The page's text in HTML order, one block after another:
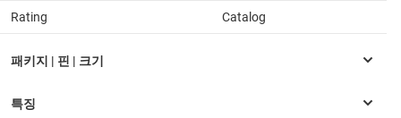
Rating Catalog